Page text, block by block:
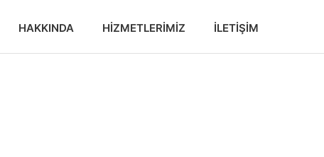
HAKKINDA HIZMETLERIMIZ İLETIŞIM